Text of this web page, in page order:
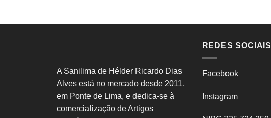
A Sanilima de Hélder Ricardo Dias
Alves está no mercado desde 2011,
em Ponte de Lima, e dedica-se à
comercialização de Artigos
REDES SOCIAIS
Facebook
Instagram